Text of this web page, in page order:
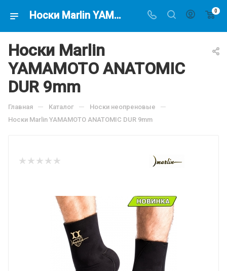
Носки Marlin YAMAMOTO ANATOMIC DUR 9mm, по цене 2938.08 руб, купить в интернет-магазине подводной охоты Водолаз.РФ в Москве. - 0
Носки Marlin
YAMAMOTO ANATOMIC
DUR 9mm
Главная — Каталог — Носки неопреновые —
Носки Marlin YAMAMOTO ANATOMIC DUR 9mm